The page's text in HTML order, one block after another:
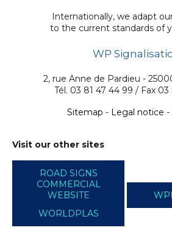
Internationally, we adapt
to the current standards of
WP
2, rue Anne de Pardieu -
Tél. 03 81 47 44 99 / Fax 03
Sitemap - Legal notice -
Visit our other sites
ROAD SIGNS
COMMERCIAL
WEBSITE
WORLDPLAS